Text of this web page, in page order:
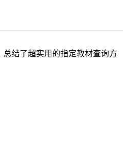
结了超实用的指定教材查询方